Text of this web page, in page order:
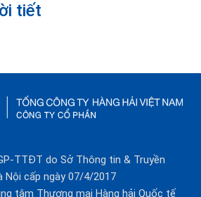
tiết
TTĐT do Sở Thông tin & Truyền
Nội cấp ngày 07/4/2017
tâm Thương mại Hàng hải Quốc tế